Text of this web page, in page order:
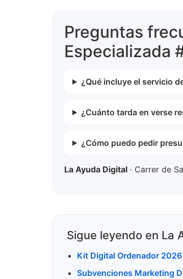
Preguntas
Especializada
¿Qué incluye el servicio
¿Cuánto tarda en verse
¿Cómo puedo pedir
La Ayuda Digital · Carrer de
Sigue leyendo en La
Kit Digital Ordenador 2026
Subvenciones Marketing